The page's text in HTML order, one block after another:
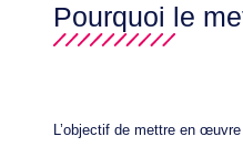
Pourquoi le
L’objectif de mettre en